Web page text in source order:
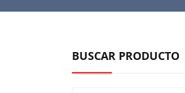
BUSCAR PRODUCTO